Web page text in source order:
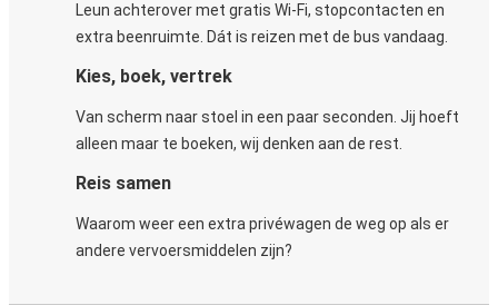
Leun achterover met gratis Wi-Fi, stopcontacten en
extra beenruimte. Dát is reizen met de bus vandaag.
Kies, boek, vertrek
Van scherm naar stoel in een paar seconden. Jij hoeft
alleen maar te boeken, wij denken aan de rest.
Reis samen
Waarom weer een extra privéwagen de weg op als er
andere vervoersmiddelen zijn?